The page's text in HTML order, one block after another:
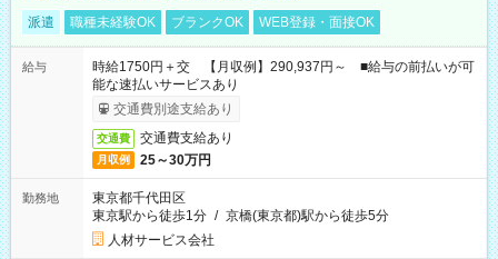
派遣 職種未経験OK ブランクOK WEB登録・面接OK
給与
時給1750円＋交 【月収例】290,937円～ ■給与の前払いが可
能な速払いサービスあり
交通費別途支給あり
交通費 交通費支給あり
月収例 25～30万円
勤務地
東京都千代田区
東京駅から徒歩1分 / 京橋(東京都)駅から徒歩5分
人材サービス会社